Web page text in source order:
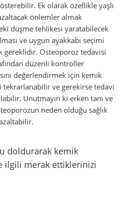
Ek olarak özellikle yaşlı
önlemler almak
düşme tehlikesi yaratabilecek
ve uygun ayakkabı seçimi
gereklidir. Osteoporoz tedavisi
düzenli kontroller
değerlendirmek için kemik
ve gerekirse tedavi
Unutmayın ki erken tanı ve
neden olduğu sağlık
doldurarak kemik
ilgili merak ettiklerinizi